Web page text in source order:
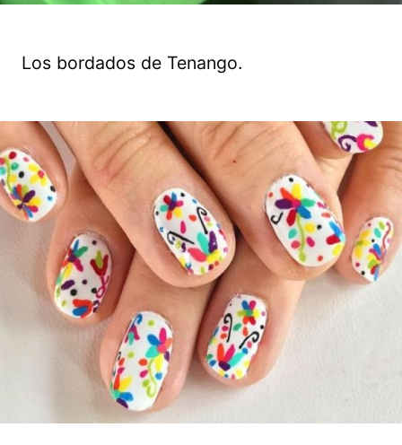
Los bordados de Tenango.